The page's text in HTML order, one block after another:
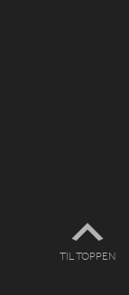
TIL TOPPEN